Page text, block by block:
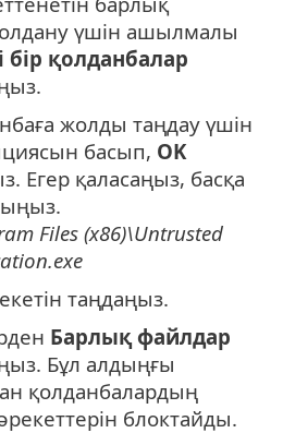
үшін ашылмалы
бір қолданбалар
жолды таңдау үшін
басып, OK
Егер қаласаңыз, басқа
Files (x86)\Untrusted
таңдаңыз.
Барлық файлдар
Бұл алдыңғы
қолданбалардың
блоктайды.